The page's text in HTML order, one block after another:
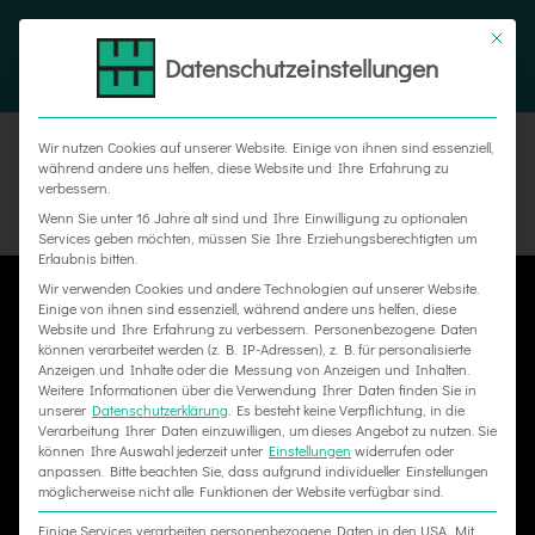
Zum
FacebookInstagram
Xing
GUT GESCHÜTZT MIT
UNSEREM CORONA
HYGIENESCHUTZ
Datenschutzeinstellungen
Wir nutzen Cookies auf unserer Website. Einige von ihnen sind essenziell,
während andere uns helfen, diese Website und Ihre Erfahrung zu
verbessern.
Wenn Sie unter 16 Jahre alt sind und Ihre Einwilligung zu optionalen
Services geben möchten, müssen Sie Ihre Erziehungsberechtigten um
Erlaubnis bitten.
Wir verwenden Cookies und andere Technologien auf unserer Website.
Einige von ihnen sind essenziell, während andere uns helfen, diese
Website und Ihre Erfahrung zu verbessern. Personenbezogene Daten
können verarbeitet werden (z. B. IP-Adressen), z. B. für personalisierte
Anzeigen und Inhalte oder die Messung von Anzeigen und Inhalten.
Weitere Informationen über die Verwendung Ihrer Daten finden Sie in
unserer Datenschutzerklärung Es besteht keine Verpflichtung, in die
Verarbeitung Ihrer Daten einzuwilligen, um dieses Angebot zu nutzen. Sie
können Ihre Auswahl jederzeit unter Einstellungen widerrufen oder
anpassen. Bitte beachten Sie, dass aufgrund individueller Einstellungen
möglicherweise nicht alle Funktionen der Website verfügbar sind.
Einige Services verarbeiten personenbezogene Daten in den USA. Mit